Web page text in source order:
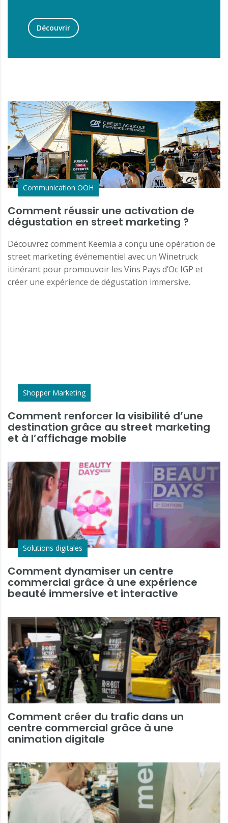
Découvrir
Communication OOH
Comment réussir une activation de
dégustation en street marketing ?
Découvrez comment Keemia a conçu une opération de
street marketing événementiel avec un Winetruck
itinérant pour promouvoir les Vins Pays d’Oc IGP et
créer une expérience de dégustation immersive.
Shopper Marketing
Comment renforcer la visibilité d’une
destination grâce au street marketing
et à l’affichage mobile
Solutions digitales
Comment dynamiser un centre
commercial grâce à une expérience
beauté immersive et interactive
Comment créer du trafic dans un
centre commercial grâce à une
animation digitale